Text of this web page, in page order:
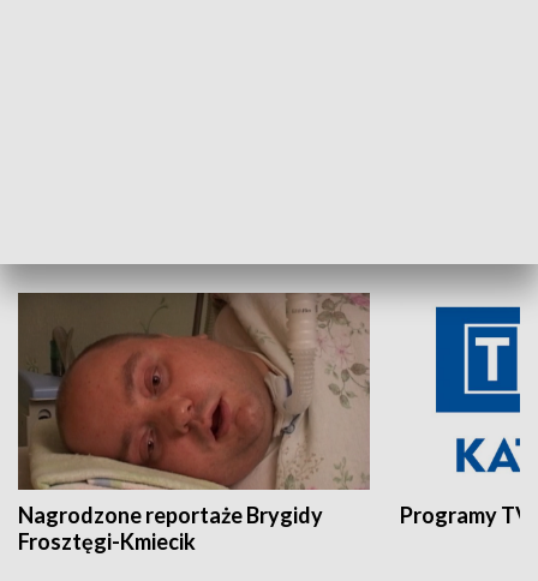
Nagrodzone reportaże Brygidy
Frosztęgi-Kmiecik
Programy